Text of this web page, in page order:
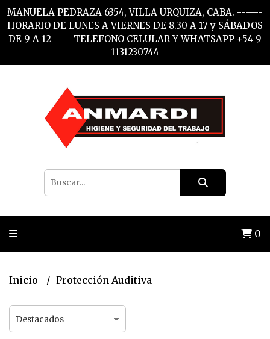
MANUELA PEDRAZA 6354, VILLA URQUIZA, CABA. ------
HORARIO DE LUNES A VIERNES DE 8.30 A 17 y SÁBADOS
DE 9 A 12 ---- TELEFONO CELULAR Y WHATSAPP +54 9
1131230744
0
Inicio Protección Auditiva